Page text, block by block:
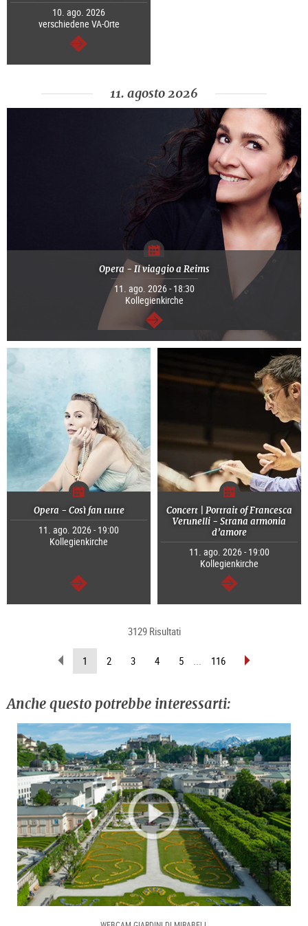
10. ago. 2026
verschiedene VA-Orte
segue
11. agosto 2026
Opera - Il viaggio a Reims
11. ago. 2026 - 18:30
Kollegienkirche
segue
Opera - Così fan tutte
11. ago. 2026 - 19:00
Kollegienkirche
segue
Concert | Portrait of Francesca
Verunelli - Strana armonia
d’amore
11. ago. 2026 - 19:00
Kollegienkirche
segue
3129 Risultati
sfoglia
indietro
1 (pagina
attuale)
2 3 4 5 ... 116 sfoglia
Anche questo potrebbe interessarti: